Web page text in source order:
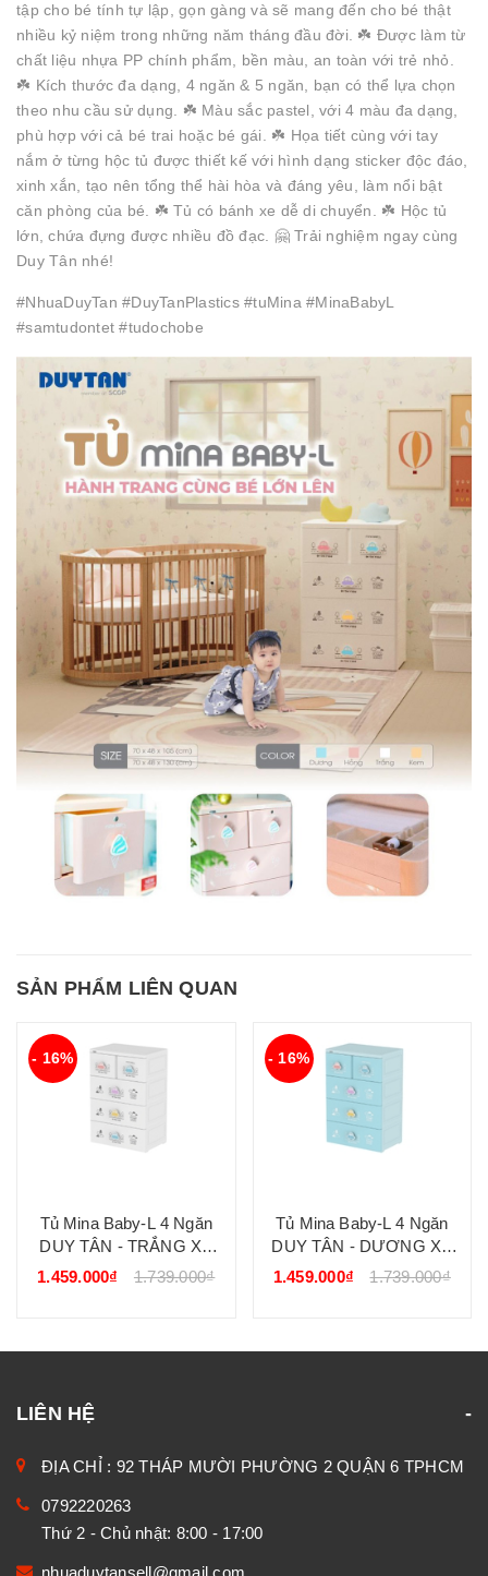
tập cho bé tính tự lập, gọn gàng và sẽ mang đến cho bé thật
nhiều kỷ niệm trong những năm tháng đầu đời. ☘️ Được làm từ
chất liệu nhựa PP chính phẩm, bền màu, an toàn với trẻ nhỏ.
☘️ Kích thước đa dạng, 4 ngăn & 5 ngăn, bạn có thể lựa chọn
theo nhu cầu sử dụng. ☘️ Màu sắc pastel, với 4 màu đa dạng,
phù hợp với cả bé trai hoặc bé gái. ☘️ Họa tiết cùng với tay
nắm ở từng hộc tủ được thiết kế với hình dạng sticker độc đáo,
xinh xắn, tạo nên tổng thể hài hòa và đáng yêu, làm nổi bật
căn phòng của bé. ☘️ Tủ có bánh xe dễ di chuyển. ☘️ Hộc tủ
lớn, chứa đựng được nhiều đồ đạc. 🤗 Trải nghiệm ngay cùng
Duy Tân nhé!
#NhuaDuyTan #DuyTanPlastics #tuMina #MinaBabyL
#samtudontet #tudochobe
SẢN PHẨM LIÊN QUAN
- 16%
Tủ Mina Baby-L 4 Ngăn
DUY TÂN - TRẮNG XE
HƠI
1.459.000₫ 1.739.000₫
- 16%
Tủ Mina Baby-L 4 Ngăn
DUY TÂN - DƯƠNG XE
ĐUA
1.459.000₫ 1.739.000₫
LIÊN HỆ
ĐỊA CHỈ : 92 THÁP MƯỜI PHƯỜNG 2 QUẬN 6 TPHCM
0792220263
Thứ 2 - Chủ nhật: 8:00 - 17:00
nhuaduytansell@gmail.com